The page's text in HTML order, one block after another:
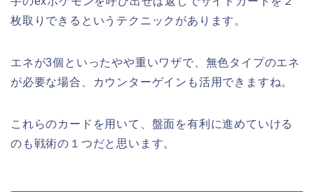
枚取りできるというテクニックがあります。
エネが3個といったやや重いワザで、無色タイプのエネ
が必要な場合、カウンターゲインも活用できますね。
これらのカードを用いて、盤面を有利に進めていける
のも戦術の１つだと思います。